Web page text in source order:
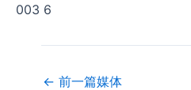
003 6
← 前一篇媒体